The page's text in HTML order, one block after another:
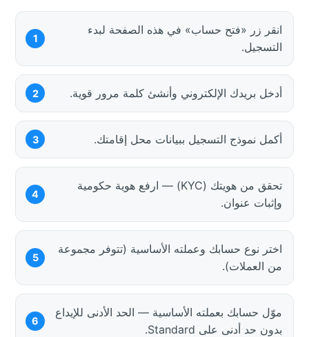
انقر زر «فتح حساب» في هذه الصفحة لبدء
التسجيل.
أدخل بريدك الإلكتروني وأنشئ كلمة مرور قوية.
أكمل نموذج التسجيل ببيانات محل إقامتك.
تحقق من هويتك (KYC) — ارفع هوية حكومية
وإثبات عنوان.
اختر نوع حسابك وعملته الأساسية (تتوفر مجموعة
من العملات).
موّل حسابك بعملته الأساسية — الحد الأدنى للإيداع
بدون حد أدنى على Standard.